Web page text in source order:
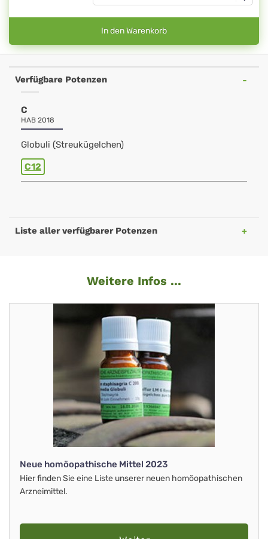
In den Warenkorb
Verfügbare Potenzen
C
HAB 2018
Globuli (Streukügelchen)
C12
Liste aller verfügbarer Potenzen
Weitere Infos ...
Neue homöopathische Mittel 2023
Hier finden Sie eine Liste unserer neuen homöopathischen
Arzneimittel.